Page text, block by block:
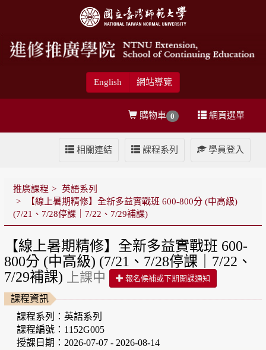
English 網站導覽
網頁選單
購物車 0
學員登入
課程系列
相關連結
推廣課程
英語系列
【線上暑期精修】全新多益實戰班 600-800分 (中高級)
(7/21、7/28停課｜7/22、7/29補課)
【線上暑期精修】全新多益實戰班 600-
800分 (中高級) (7/21、7/28停課｜7/22、
7/29補課)
上課中 報名候補或下期開課通知
課程資訊
課程系列：英語系列
課程編號：1152G005
授課日期：2026-07-07 - 2026-08-14